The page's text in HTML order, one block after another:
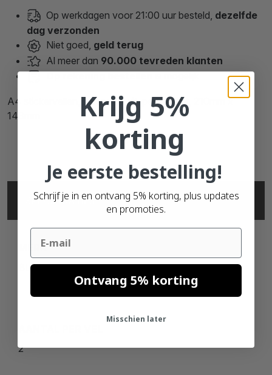
Op werkdagen voor 21:00 uur besteld, dezelfde
dag verzonden
Niet goed, geld terug
Al meer dan 90.000 tevreden klanten
A4 stickervellen, 2 per vel, wit, permanent, 210mm x
148mm
SPECIFICATIES
MERK
BLANK
2
Krijg 5%
korting
Je eerste bestelling!
Schrijf je in en ontvang 5% korting, plus updates
en promoties.
Email
Ontvang 5% korting
Misschien later